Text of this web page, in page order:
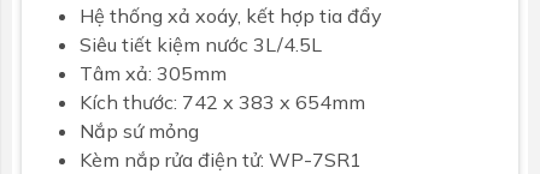
Hệ thống xả xoáy, kết hợp tia đẩy
Siêu tiết kiệm nước 3L/4.5L
Tâm xả: 305mm
Kích thước: 742 x 383 x 654mm
Nắp sứ mỏng
Kèm nắp rửa điện tử: WP-7SR1